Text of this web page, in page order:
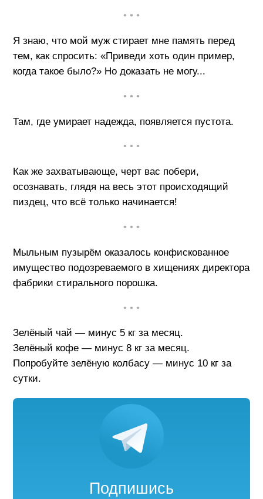
• • •
Я знаю, что мой муж стирает мне память перед
тем, как спросить: «Приведи хоть один пример,
когда такое было?» Но доказать не могу...
• • •
Там, где умирает надежда, появляется пустота.
• • •
Как же захватывающе, черт вас побери,
осознавать, глядя на весь этот происходящий
пиздец, что всё только начинается!
• • •
Мыльным пузырём оказалось конфискованное
имущество подозреваемого в хищениях директора
фабрики стирального порошка.
• • •
Зелёный чай — минус 5 кг за месяц.
Зелёный кофе — минус 8 кг за месяц.
Попробуйте зелёную колбасу — минус 10 кг за
сутки.
Подпишись